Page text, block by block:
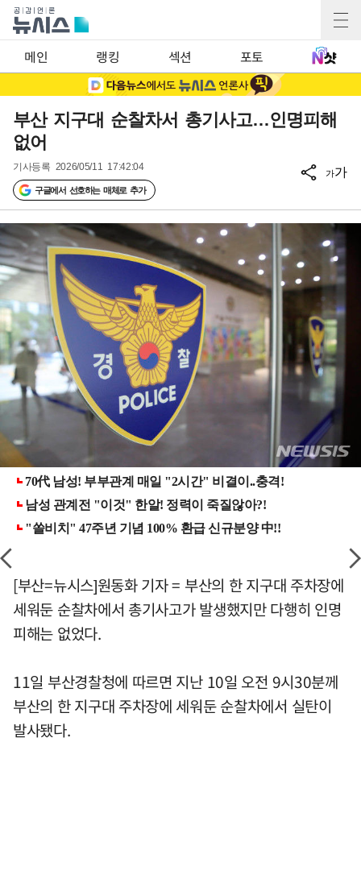
메인 랭킹 섹션 포토
부산 지구대 순찰차서 총기사고…인명피해
없어
기사등록 2026/05/11 17:42:04
구글에서 선호하는 매체로 추가
가가
[부산=뉴시스]원동화 기자 = 부산의 한 지구대 주차장에
세워둔 순찰차에서 총기사고가 발생했지만 다행히 인명
피해는 없었다.
11일 부산경찰청에 따르면 지난 10일 오전 9시30분께
부산의 한 지구대 주차장에 세워둔 순찰차에서 실탄이
발사됐다.